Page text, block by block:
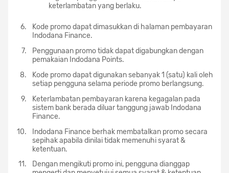
keterlambatan yang berlaku.
Kode promo dapat dimasukkan di halaman pembayaran
Indodana Finance.
Penggunaan promo tidak dapat digabungkan dengan
pemakaian Indodana Points.
Kode promo dapat digunakan sebanyak 1 (satu) kali oleh
setiap pengguna selama periode promo berlangsung.
Keterlambatan pembayaran karena kegagalan pada
sistem bank berada diluar tanggung jawab Indodana
Finance.
Indodana Finance berhak membatalkan promo secara
sepihak apabila dinilai tidak memenuhi syarat &
ketentuan.
Dengan mengikuti promo ini, pengguna dianggap